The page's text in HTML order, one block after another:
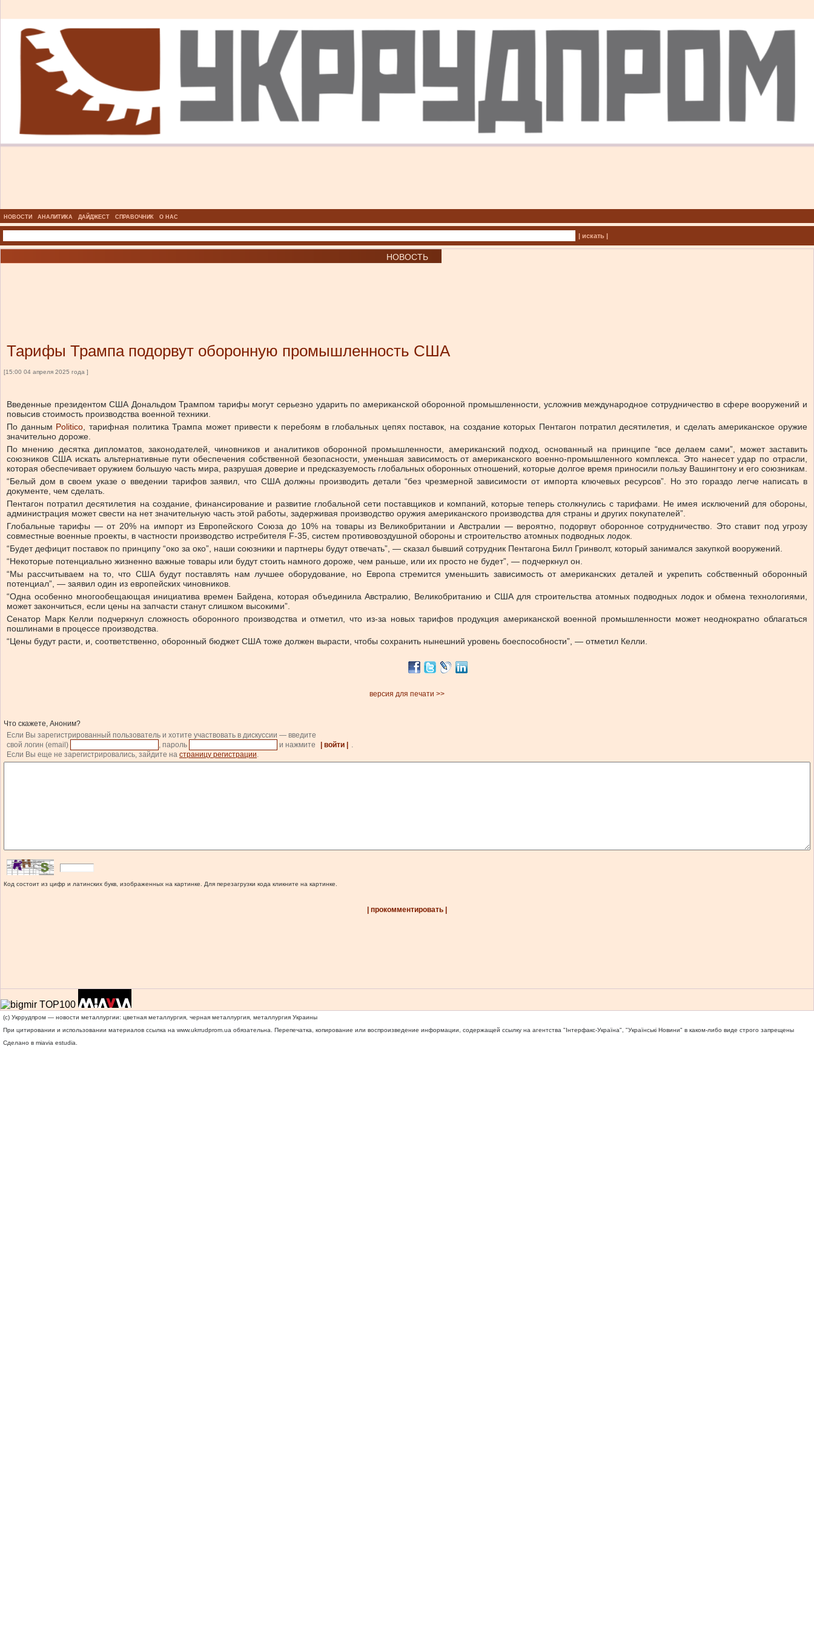
НОВОСТИ АНАЛИТИКА ДАЙДЖЕСТ СПРАВОЧНИК О НАС
| искать |
НОВОСТЬ
Тарифы Трампа подорвут оборонную промышленность США
[15:00 04 апреля 2025 года ]
Введенные президентом США Дональдом Трампом тарифы могут серьезно ударить по американской оборонной промышленности, усложнив международное сотрудничество в сфере вооружений и
повысив стоимость производства военной техники.
По данным Politico , тарифная политика Трампа может привести к перебоям в глобальных цепях поставок, на создание которых Пентагон потратил десятилетия, и сделать американское оружие
значительно дороже.
По мнению десятка дипломатов, законодателей, чиновников и аналитиков оборонной промышленности, американский подход, основанный на принципе “все делаем сами”, может заставить
союзников США искать альтернативные пути обеспечения собственной безопасности, уменьшая зависимость от американского военно-промышленного комплекса. Это нанесет удар по отрасли,
которая обеспечивает оружием большую часть мира, разрушая доверие и предсказуемость глобальных оборонных отношений, которые долгое время приносили пользу Вашингтону и его союзникам.
“Белый дом в своем указе о введении тарифов заявил, что США должны производить детали “без чрезмерной зависимости от импорта ключевых ресурсов”. Но это гораздо легче написать в
документе, чем сделать.
Пентагон потратил десятилетия на создание, финансирование и развитие глобальной сети поставщиков и компаний, которые теперь столкнулись с тарифами. Не имея исключений для обороны,
администрация может свести на нет значительную часть этой работы, задерживая производство оружия американского производства для страны и других покупателей”.
Глобальные тарифы — от 20% на импорт из Европейского Союза до 10% на товары из Великобритании и Австралии — вероятно, подорвут оборонное сотрудничество. Это ставит под угрозу
совместные военные проекты, в частности производство истребителя F-35, систем противовоздушной обороны и строительство атомных подводных лодок.
“Будет дефицит поставок по принципу “око за око”, наши союзники и партнеры будут отвечать”, — сказал бывший сотрудник Пентагона Билл Гринволт, который занимался закупкой вооружений.
“Некоторые потенциально жизненно важные товары или будут стоить намного дороже, чем раньше, или их просто не будет”, — подчеркнул он.
“Мы рассчитываем на то, что США будут поставлять нам лучшее оборудование, но Европа стремится уменьшить зависимость от американских деталей и укрепить собственный оборонный
потенциал”, — заявил один из европейских чиновников.
“Одна особенно многообещающая инициатива времен Байдена, которая объединила Австралию, Великобританию и США для строительства атомных подводных лодок и обмена технологиями,
может закончиться, если цены на запчасти станут слишком высокими”.
Сенатор Марк Келли подчеркнул сложность оборонного производства и отметил, что из-за новых тарифов продукция американской военной промышленности может неоднократно облагаться
пошлинами в процессе производства.
“Цены будут расти, и, соответственно, оборонный бюджет США тоже должен вырасти, чтобы сохранить нынешний уровень боеспособности”, — отметил Келли.
версия для печати >>
Что скажете, Аноним?
Если Вы зарегистрированный пользователь и хотите участвовать в дискуссии — введите
свой логин (email)
, пароль и нажмите | войти |
.
Если Вы еще не зарегистрировались, зайдите на страницу регистрации.
Код состоит из цифр и латинских букв, изображенных на картинке. Для перезагрузки кода кликните на картинке.
| прокомментировать |
(c) Укррудпром — новости металлургии: цветная металлургия, черная металлургия, металлургия Украины
При цитировании и использовании материалов ссылка на www.ukrrudprom.ua обязательна. Перепечатка, копирование или воспроизведение информации, содержащей ссылку на агентства "Iнтерфакс-Україна", "Українськi Новини" в каком-либо виде строго запрещены
Сделано в miavia estudia.